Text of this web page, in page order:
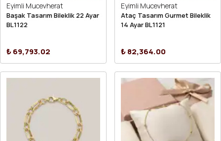
Eyimli Mucevherat
Başak Tasarım Bileklik 22 Ayar
BL1122
₺ 69,793.02
Eyimli Mucevherat
Ataç Tasarım Gurmet Bileklik
14 Ayar BL1121
₺ 82,364.00